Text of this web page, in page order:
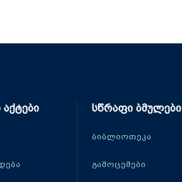
სწრაფი ბმულები
ბიბლიოთეკა
გამოცემები